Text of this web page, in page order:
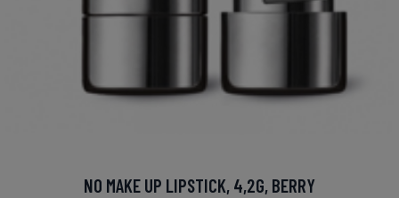
NO MAKE UP LIPSTICK, 4,2G, BERRY